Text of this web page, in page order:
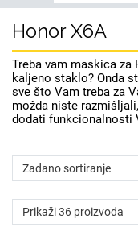
Honor X6A
Treba vam maskica za
kaljeno staklo? Onda
sve što Vam treba za
možda niste
dodati funkcionalnosti
Dinamo maskice za
mobitel
Robotski usisavači
Ventilatori
Najprodavanije -
TOP 100
Ljetna kolekcija
Winter
Univerzalna oprema
za tablet
7.0 - 8.0 inča
9.0 - 10.0 inča
Apple
Igračke i ostalo
Selfie Stick
Držači za stol
Punjači
Autopunjači
Mikrofoni
Žičane slušalice
Pametni Satovi
Oprema za Smart
Auto Kamere
Podloga za miš
Web kamere i
mikrofoni
Ruksaci i torbice